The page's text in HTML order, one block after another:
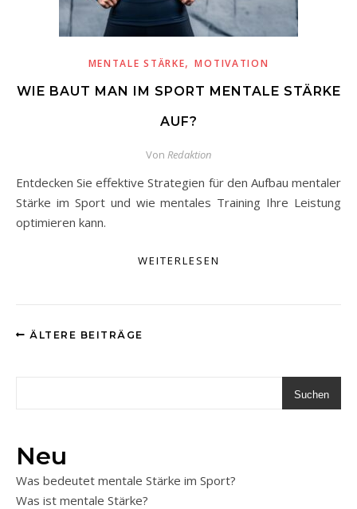
MENTALE STÄRKE,MOTIVATION
WIE BAUT MAN IM SPORT MENTALE STÄRKE
AUF?
Von Redaktion
Entdecken Sie effektive Strategien für den Aufbau mentaler
Stärke im Sport und wie mentales Training Ihre Leistung
optimieren kann.
WEITERLESEN
ÄLTERE BEITRÄGE
Suchen
Neu
Was bedeutet mentale Stärke im Sport?
Was ist mentale Stärke?